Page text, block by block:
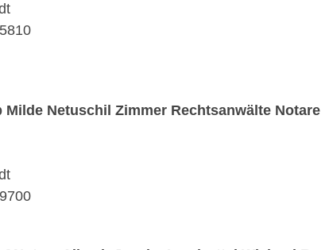
Milde Netuschil Zimmer Rechtsanwälte Notare